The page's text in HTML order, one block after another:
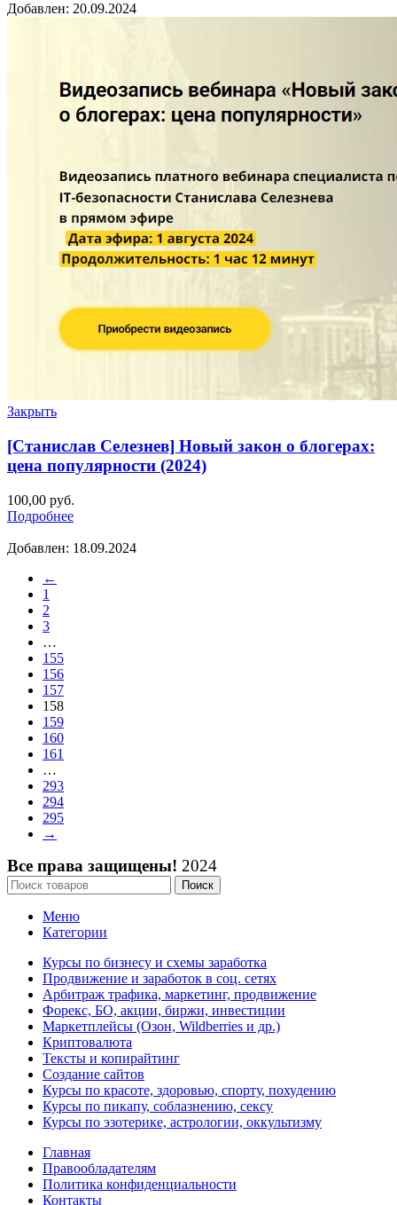
Добавлен: 20.09.2024
Закрыть
[Станислав Селезнев] Новый закон о блогерах:
цена популярности (2024)
100,00 руб.
Подробнее
Добавлен: 18.09.2024
←
1
2
3
…
155
156
157
158
159
160
161
…
293
294
295
→
Все права защищены! 2024
Поиск
Меню
Категории
Курсы по бизнесу и схемы заработка
Продвижение и заработок в соц. сетях
Арбитраж трафика, маркетинг, продвижение
Форекс, БО, акции, биржи, инвестиции
Маркетплейсы (Озон, Wildberries и др.)
Криптовалюта
Тексты и копирайтинг
Создание сайтов
Курсы по красоте, здоровью, спорту, похудению
Курсы по пикапу, соблазнению, сексу
Курсы по эзотерике, астрологии, оккультизму
Главная
Правообладателям
Политика конфиденциальности
Контакты